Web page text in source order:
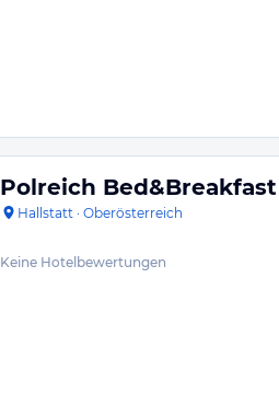
Polreich Bed&Breakfast
Hallstatt · Oberösterreich
Keine Hotelbewertungen